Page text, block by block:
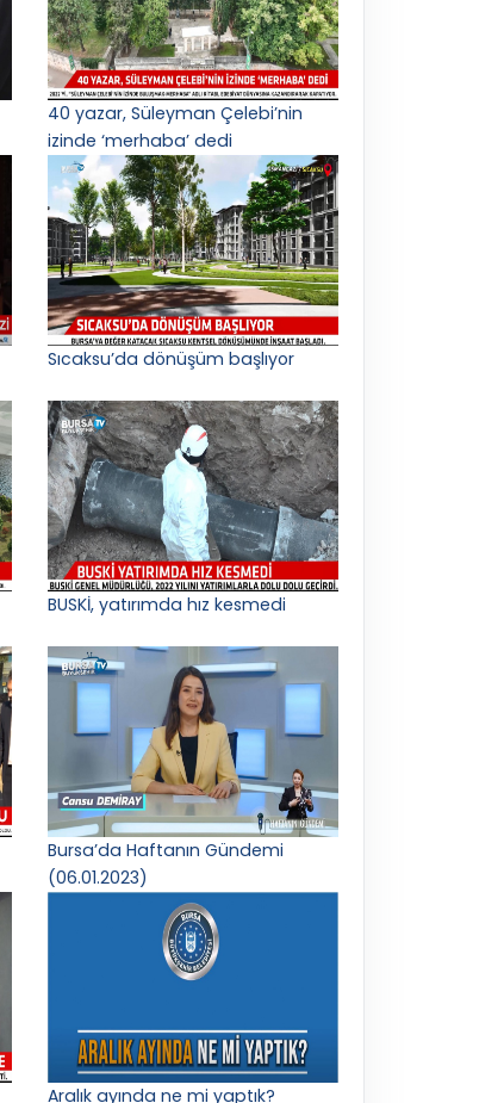
40 yazar, Süleyman Çelebi’nin
izinde ‘merhaba’ dedi
Sıcaksu’da dönüşüm başlıyor
BUSKİ, yatırımda hız kesmedi
Bursa’da Haftanın Gündemi
(06.01.2023)
Aralık ayında ne mi yaptık?